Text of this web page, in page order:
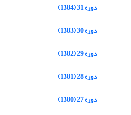
دوره 31 (1384)
دوره 30 (1383)
دوره 29 (1382)
دوره 28 (1381)
دوره 27 (1380)